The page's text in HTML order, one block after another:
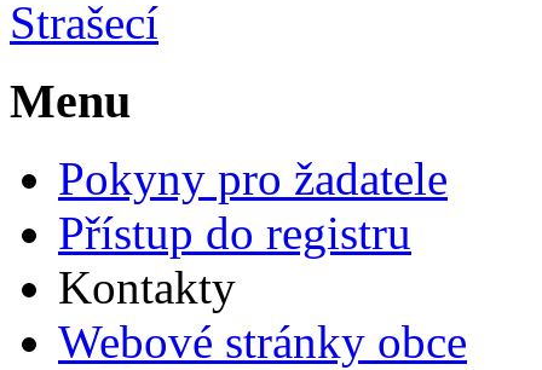
Menu
Pokyny pro žadatele
Přístup do registru
Kontakty
Webové stránky obce